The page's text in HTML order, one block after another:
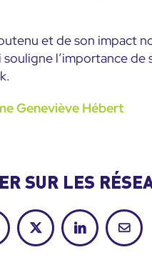
et de son impact
l’importance de
Geneviève Hébert
SUR LES
X LinkedIn